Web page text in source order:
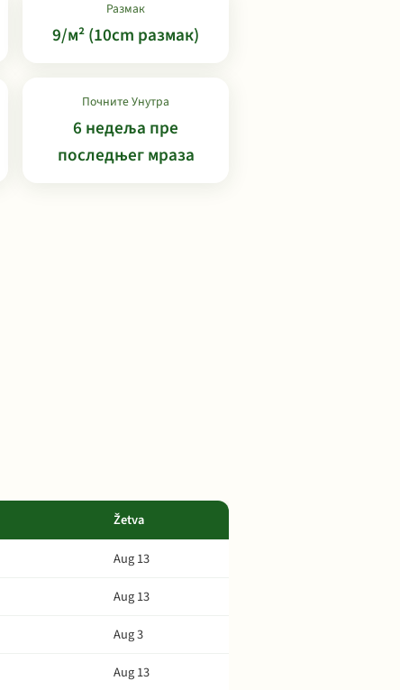
Размак
9/м² (10cm размак)
Почните Унутра
6 недеља пре
последњег мраза
Žetva
Aug 13
Aug 13
Aug 3
Aug 13